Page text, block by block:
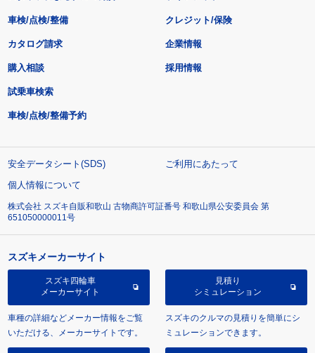
車検/点検/整備 クレジット/保険
カタログ請求
購入相談
試乗車検索
車検/点検/整備予約
企業情報
採用情報
安全データシート(SDS)
ご利用にあたって
個人情報について
株式会社 スズキ自販和歌山 古物商許可証番号 和歌山県公安委員会 第
651050000011号
スズキメーカーサイト
スズキ四輪車
メーカーサイト
車種の詳細などメーカー情報をご覧
いただける、メーカーサイトです。
見積り
シミュレーション
スズキのクルマの見積りを簡単にシ
ミュレーションできます。